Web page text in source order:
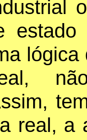
estado
real, a